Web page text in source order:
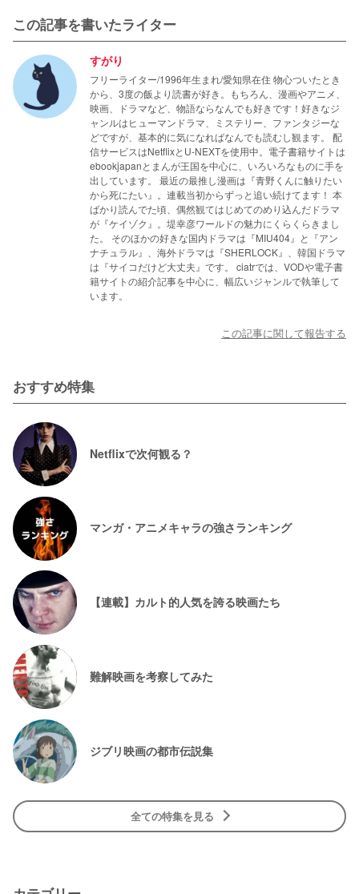
この記事を書いたライター
すがり
フリーライター/1996年生まれ/愛知県在住 物心ついたとき
から、3度の飯より読書が好き。もちろん、漫画やアニメ、
映画、ドラマなど、物語ならなんでも好きです！好きなジ
ャンルはヒューマンドラマ、ミステリー、ファンタジーな
どですが、基本的に気になればなんでも読むし観ます。 配
信サービスはNetflixとU-NEXTを使用中。電子書籍サイトは
ebookjapanとまんが王国を中心に、いろいろなものに手を
出しています。 最近の最推し漫画は『青野くんに触りたい
から死にたい』。連載当初からずっと追い続けてます！ 本
ばかり読んでた頃、偶然観てはじめてのめり込んだドラマ
が『ケイゾク』。堤幸彦ワールドの魅力にくらくらきまし
た。 そのほかの好きな国内ドラマは『MIU404』と『アン
ナチュラル』、海外ドラマは『SHERLOCK』、韓国ドラマ
は『サイコだけど大丈夫』です。 ciatrでは、VODや電子書
籍サイトの紹介記事を中心に、幅広いジャンルで執筆して
います。
この記事に関して報告する
おすすめ特集
Netflixで次何観る？
マンガ・アニメキャラの強さランキング
【連載】カルト的人気を誇る映画たち
難解映画を考察してみた
ジブリ映画の都市伝説集
全ての特集を見る